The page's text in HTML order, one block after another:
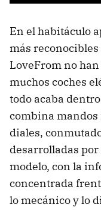
En el habitáculo
más
LoveFrom no
muchos coches
todo acaba
combina
diales,
desarrolladas
modelo, con la
concentrada
lo mecánico y lo